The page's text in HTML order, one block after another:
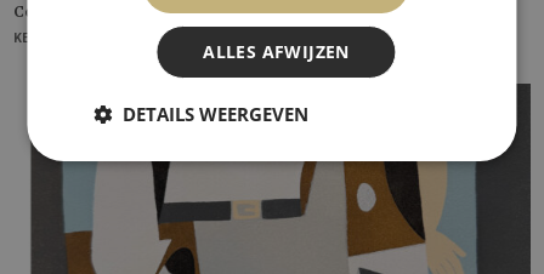
Corn Poppy
KEES VAN DONGEN
ALLES AFWIJZEN
DETAILS WEERGEVEN